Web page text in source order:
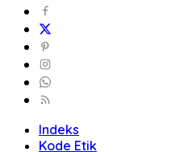
Indeks
Kode Etik